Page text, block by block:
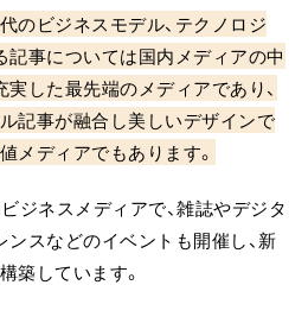
のビジネスモデル、テクノロジ
記事については国内メディアの中
した最先端のメディアであり、
記事が融合し美しいデザインで
メディアでもあります。
ジネスメディアで、雑誌やデジタ
ンスなどのイベントも開催し、新
築しています。